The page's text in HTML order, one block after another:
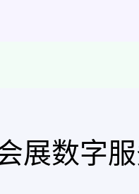
展数字